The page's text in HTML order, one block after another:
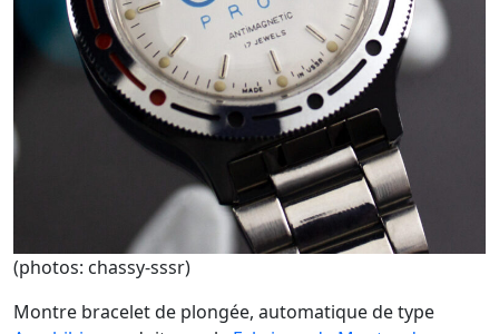
(photos: chassy-sssr)
Montre bracelet de plongée, automatique de type